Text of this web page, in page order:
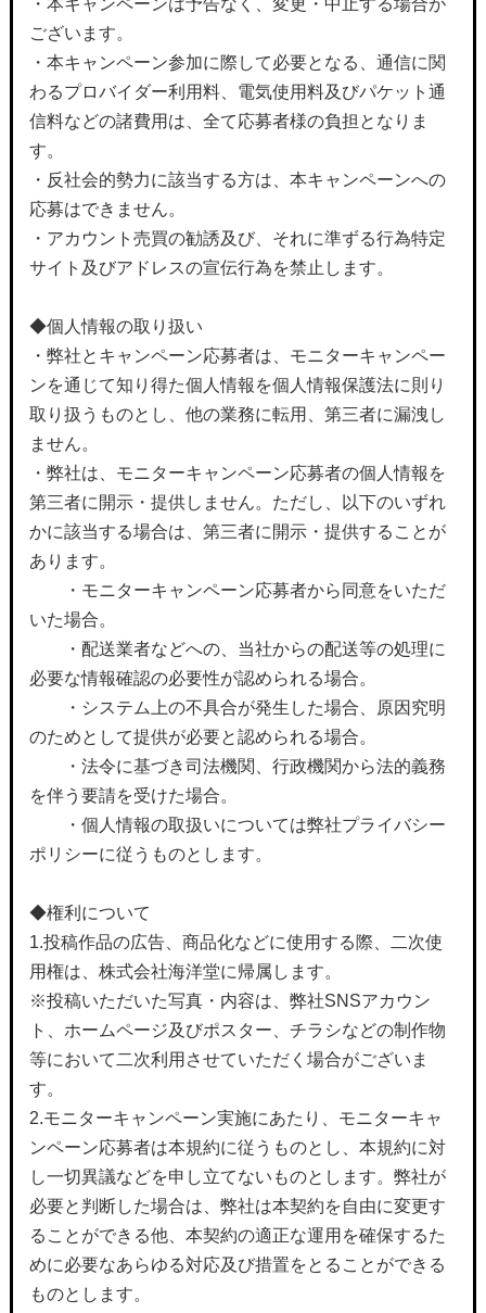
・本キャンペーンは予告なく、変更・中止する場合が
ございます。
・本キャンペーン参加に際して必要となる、通信に関
わるプロバイダー利用料、電気使用料及びパケット通
信料などの諸費用は、全て応募者様の負担となりま
す。
・反社会的勢力に該当する方は、本キャンペーンへの
応募はできません。
・アカウント売買の勧誘及び、それに準ずる行為特定
サイト及びアドレスの宣伝行為を禁止します。
◆個人情報の取り扱い
・弊社とキャンペーン応募者は、モニターキャンペー
ンを通じて知り得た個人情報を個人情報保護法に則り
取り扱うものとし、他の業務に転用、第三者に漏洩し
ません。
・弊社は、モニターキャンペーン応募者の個人情報を
第三者に開示・提供しません。ただし、以下のいずれ
かに該当する場合は、第三者に開示・提供することが
あります。
・モニターキャンペーン応募者から同意をいただ
いた場合。
・配送業者などへの、当社からの配送等の処理に
必要な情報確認の必要性が認められる場合。
・システム上の不具合が発生した場合、原因究明
のためとして提供が必要と認められる場合。
・法令に基づき司法機関、行政機関から法的義務
を伴う要請を受けた場合。
・個人情報の取扱いについては弊社プライバシー
ポリシーに従うものとします。
◆権利について
1.投稿作品の広告、商品化などに使用する際、二次使
用権は、株式会社海洋堂に帰属します。
※投稿いただいた写真・内容は、弊社SNSアカウン
ト、ホームページ及びポスター、チラシなどの制作物
等において二次利用させていただく場合がございま
す。
2.モニターキャンペーン実施にあたり、モニターキャ
ンペーン応募者は本規約に従うものとし、本規約に対
し一切異議などを申し立てないものとします。弊社が
必要と判断した場合は、弊社は本契約を自由に変更す
ることができる他、本契約の適正な運用を確保するた
めに必要なあらゆる対応及び措置をとることができる
ものとします。